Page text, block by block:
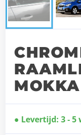
MOKKA
Levertijd: 3 - 5